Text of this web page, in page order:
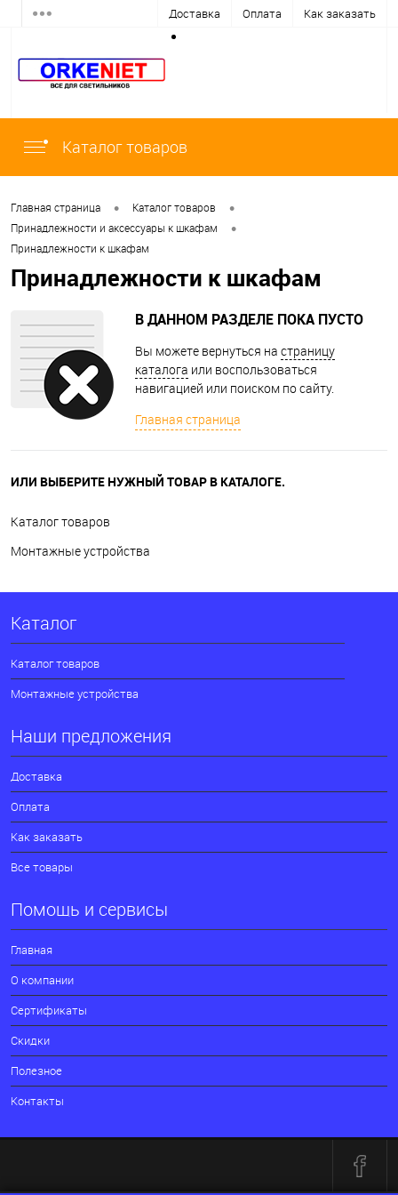
Доставка Оплата Как заказать
Каталог товаров
Главная страница • Каталог товаров •
Принадлежности и аксессуары к шкафам •
Принадлежности к шкафам
Принадлежности к шкафам
В ДАННОМ РАЗДЕЛЕ ПОКА ПУСТО
Вы можете вернуться на страницу
каталога или воспользоваться
навигацией или поиском по сайту.
Главная страница
ИЛИ ВЫБЕРИТЕ НУЖНЫЙ ТОВАР В КАТАЛОГЕ.
Каталог товаров
Монтажные устройства
Каталог
Каталог товаров
Монтажные устройства
Наши предложения
Доставка
Оплата
Как заказать
Все товары
Помощь и сервисы
Главная
О компании
Сертификаты
Скидки
Полезное
Контакты